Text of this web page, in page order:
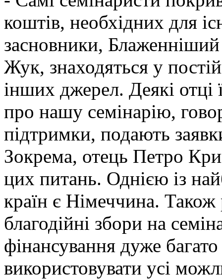
коштів, необхідних для
засновники,
Жук, знаходяться у
інших джерел. Деякі отці
про нашу семінарію,
підтримки, подають
Зокрема, отець Петро
цих питань. Однією із
країн є Німеччина.
благодійні збори на
фінансування дуже
використовувати усі